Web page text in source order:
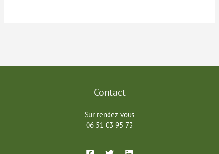
Contact
Sur rendez-vous
06 51 03 95 73